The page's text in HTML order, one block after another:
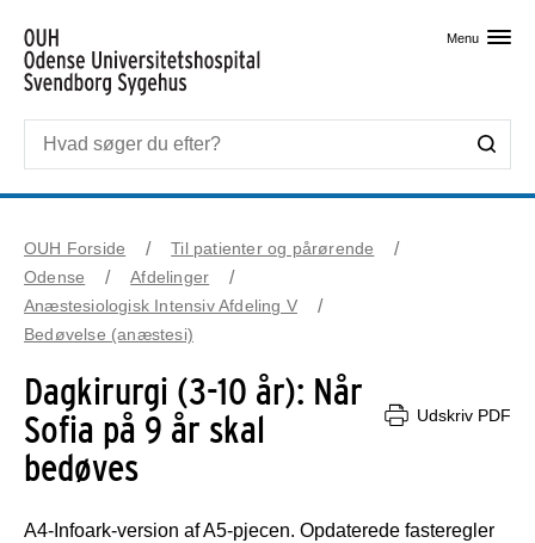
Menu
OUH Forside
Til patienter og pårørende
Odense
Afdelinger
Anæstesiologisk Intensiv Afdeling V
Bedøvelse (anæstesi)
Dagkirurgi (3-10 år): Når
Sofia på 9 år skal
bedøves
Udskriv PDF
A4-Infoark-version af A5-pjecen. Opdaterede fasteregler